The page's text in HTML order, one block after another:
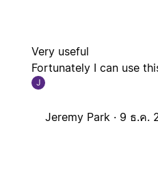
Very useful
Fortunately I can use
J
Jeremy Park · 9 ธ.ค.